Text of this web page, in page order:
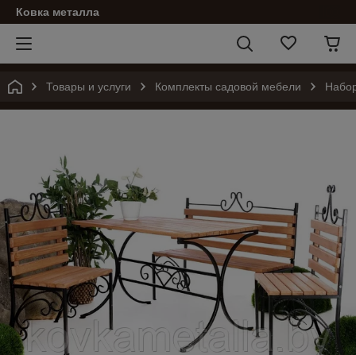
Ковка металла
Товары и услуги Комплекты садовой мебели